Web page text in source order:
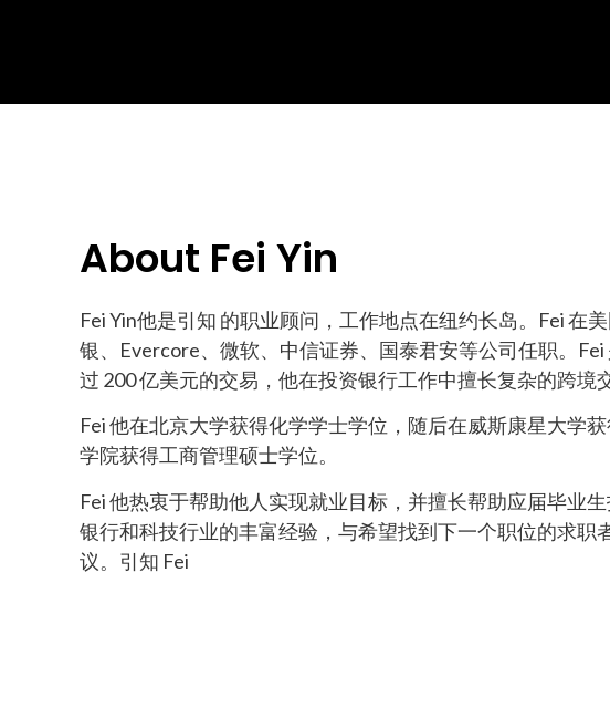
About Fei Yin
Fei Yin他是引知 的职业顾问，工作地点在纽约长岛。Fei 在
银、Evercore、微软、中信证券、国泰君安等公司任职。
过 200 亿美元的交易，他在投资银行工作中擅长复杂的跨境
Fei 他在北京大学获得化学学士学位，随后在威斯康星大学
学院获得工商管理硕士学位。
Fei 他热衷于帮助他人实现就业目标，并擅长帮助应届毕业
银行和科技行业的丰富经验，与希望找到下一个职位的求
议。引知 Fei